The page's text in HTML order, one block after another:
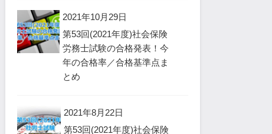
2021年10月29日
第53回(2021年度)社会保険
労務士試験の合格発表！今
年の合格率／合格基準点ま
とめ
2021年8月22日
第53回(2021年度)社会保険